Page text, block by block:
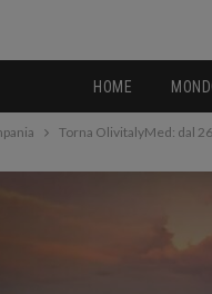
HOME
Torna OlivitalyMed: dal